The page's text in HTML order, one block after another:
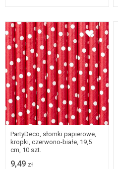
PartyDeco, słomki papierowe,
kropki, czerwono-białe, 19,5
cm, 10 szt.
9,49 zł